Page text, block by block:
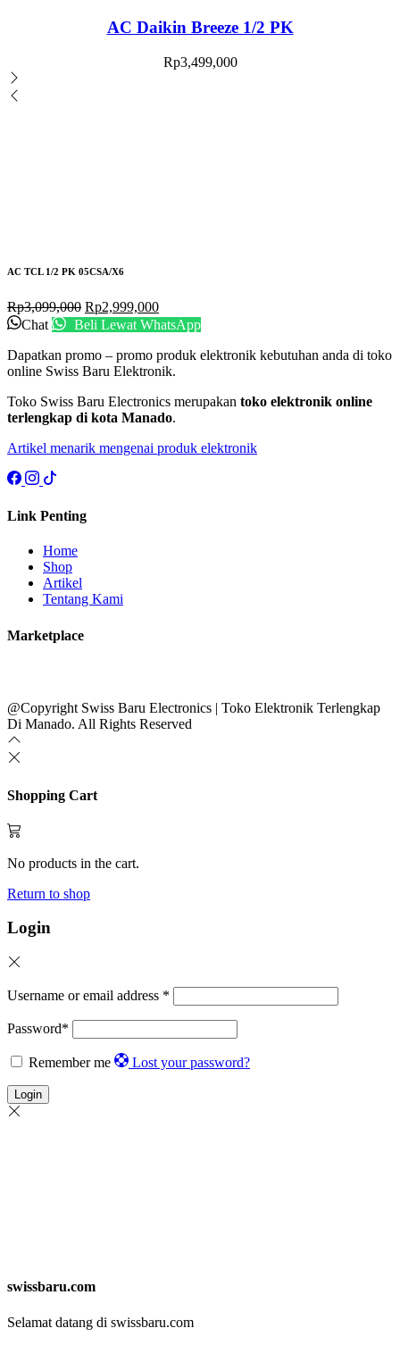
AC Daikin Breeze 1/2 PK
Rp3,499,000
AC TCL 1/2 PK 05CSA/X6
Rp3,099,000 Rp2,999,000
Chat
Beli Lewat WhatsApp
Dapatkan promo – promo produk elektronik kebutuhan anda di toko
online Swiss Baru Elektronik.
Toko Swiss Baru Electronics merupakan toko elektronik online
terlengkap di kota Manado.
Artikel menarik mengenai produk elektronik
Link Penting
Home
Shop
Artikel
Tentang Kami
Marketplace
@Copyright Swiss Baru Electronics | Toko Elektronik Terlengkap
Di Manado. All Rights Reserved
Shopping Cart
No products in the cart.
Return to shop
Login
Username or email address *
Password*
Remember me Lost your password?
Login
swissbaru.com
Selamat datang di swissbaru.com